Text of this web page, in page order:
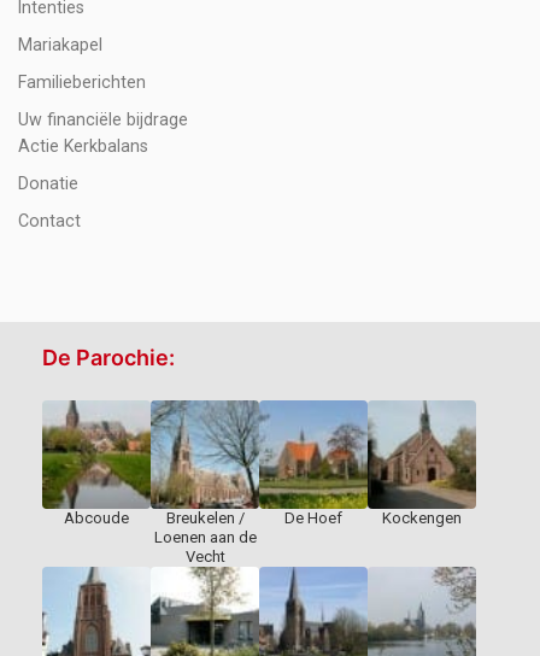
Intenties
Mariakapel
Familieberichten
Uw financiële bijdrage
Actie Kerkbalans
Donatie
Contact
De Parochie:
Abcoude
Breukelen /
Loenen aan de
Vecht
De Hoef Kockengen